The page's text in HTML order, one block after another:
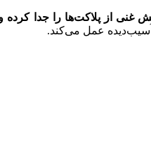
از پلاکت‌ها را جدا کرده
عمل می‌کند.